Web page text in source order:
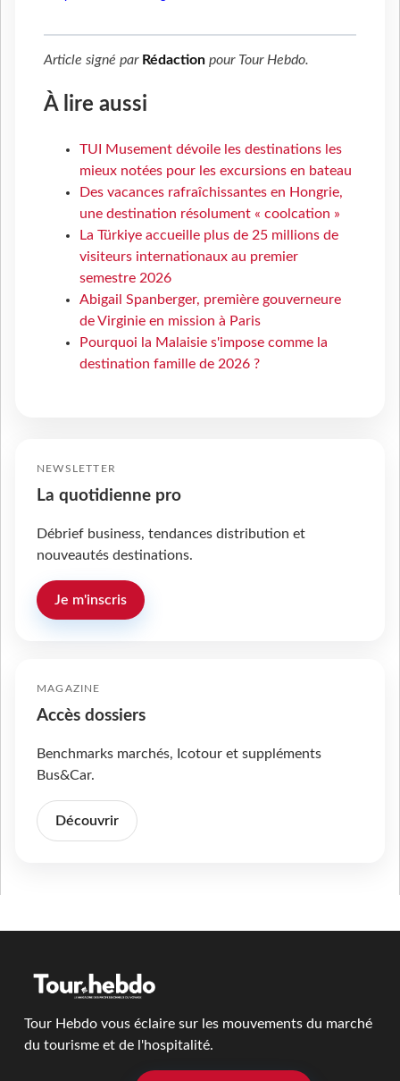
Article signé par Rédaction pour Tour Hebdo.
À lire aussi
TUI Musement dévoile les destinations les
mieux notées pour les excursions en bateau
Des vacances rafraîchissantes en Hongrie,
une destination résolument « coolcation »
La Türkiye accueille plus de 25 millions de
visiteurs internationaux au premier
semestre 2026
Abigail Spanberger, première gouverneure
de Virginie en mission à Paris
Pourquoi la Malaisie s'impose comme la
destination famille de 2026 ?
NEWSLETTER
La quotidienne pro
Débrief business, tendances distribution et
nouveautés destinations.
Je m'inscris
MAGAZINE
Accès dossiers
Benchmarks marchés, Icotour et suppléments
Bus&Car.
Découvrir
Tour Hebdo vous éclaire sur les mouvements du marché
du tourisme et de l'hospitalité.